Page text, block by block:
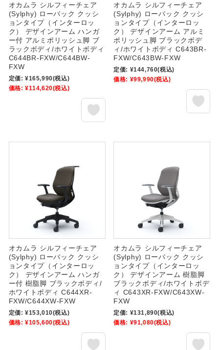
オカムラ シルフィーチェア
(Sylphy) ローバック クッシ
ョンタイプ（インターロッ
ク） デザインアーム ハンガ
ー付 アルミポリッシュ脚 ブ
ラックボディ/ホワイトボディ
C644BR-FXW/C644BW-
FXW
定価: ¥165,990(税込)
価格: ¥114,620(税込)
オカムラ シルフィーチェア
(Sylphy) ローバック クッシ
ョンタイプ（インターロッ
ク） デザインアーム アルミ
ポリッシュ脚 ブラックボデ
ィ/ホワイトボディ C643BR-
FXW/C643BW-FXW
定価: ¥144,760(税込)
価格: ¥99,990(税込)
オカムラ シルフィーチェア
(Sylphy) ローバック クッシ
ョンタイプ（インターロッ
ク） デザインアーム ハンガ
ー付 樹脂脚 ブラックボディ/
ホワイトボディ C644XR-
FXW/C644XW-FXW
定価: ¥153,010(税込)
価格: ¥105,600(税込)
オカムラ シルフィーチェア
(Sylphy) ローバック クッシ
ョンタイプ（インターロッ
ク） デザインアーム 樹脂脚
ブラックボディ/ホワイトボデ
ィ C643XR-FXW/C643XW-
FXW
定価: ¥131,890(税込)
価格: ¥91,080(税込)